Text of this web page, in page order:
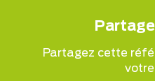
Partagez cette
votre